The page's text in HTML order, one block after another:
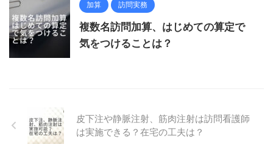
加算 訪問実務
複数名訪問加算、はじめての算定で
気をつけることは？
皮下注や静脈注射、筋肉注射は訪問看護師
は実施できる？在宅の工夫は？